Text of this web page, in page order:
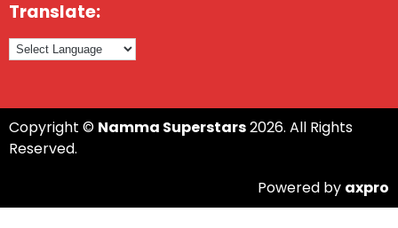
Translate:
Copyright © Namma Superstars2026. All Rights
Reserved.
Powered by axpro